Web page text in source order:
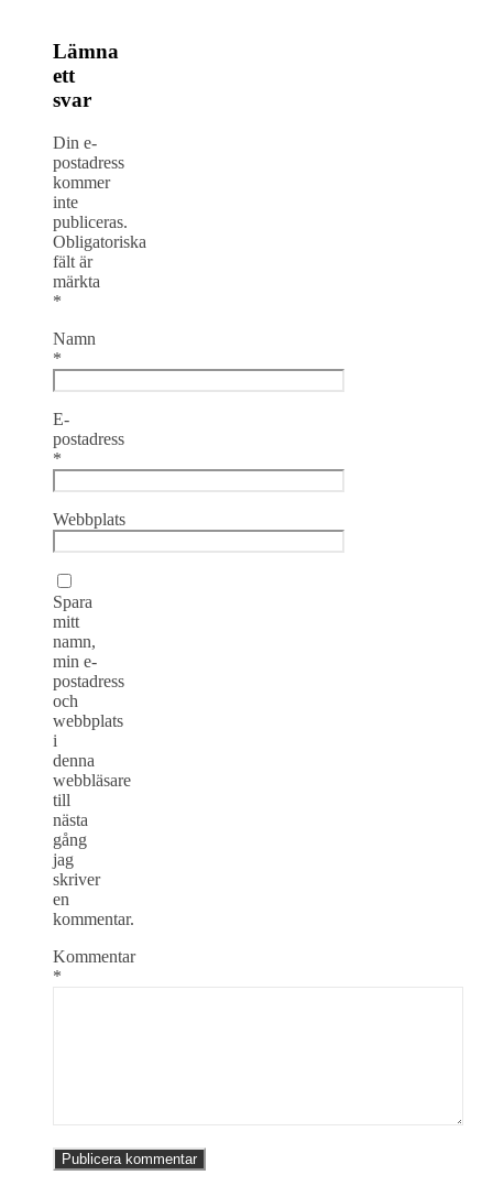
Lämna
ett
svar
Din e-
postadress
kommer
inte
publiceras.
Obligatoriska
fält är
märkta
*
Namn
*
E-
postadress
*
Webbplats
Spara
mitt
namn,
min e-
postadress
och
webbplats
i
denna
webbläsare
till
nästa
gång
jag
skriver
en
kommentar.
Kommentar
*